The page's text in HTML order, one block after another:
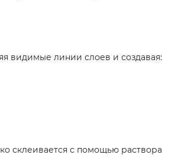
видимые линии слоев и создавая:
склеивается с помощью раствора